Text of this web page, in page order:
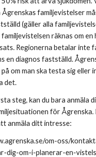
familjevistelser
(gäller alla
familjevistelsen räknas om en
Regionerna betalar inte
en diagnos fastställd.
om man ska testa sig eller
det.
steg, kan du bara anmäla
för Ågrenska.
anmäla ditt intresse:
om-oss/
dig-om-i-planerar-en-